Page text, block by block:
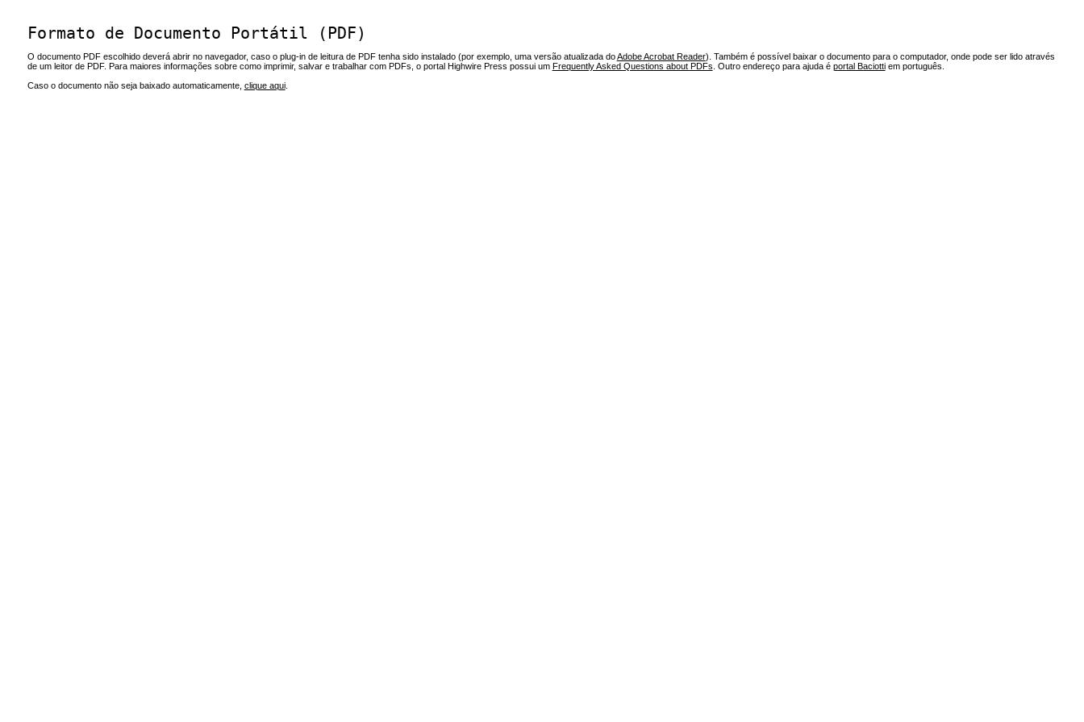
Formato de Documento Portátil (PDF)
O documento PDF escolhido deverá abrir no navegador, caso o plug-in de leitura de PDF tenha sido instalado (por exemplo, uma versão atualizada doAdobe Acrobat Reader). Também é possível baixar o documento para o computador, onde pode ser lido através
de um leitor de PDF. Para maiores informações sobre como imprimir, salvar e trabalhar com PDFs, o portal Highwire Press possui um Frequently Asked Questions about PDFs . Outro endereço para ajuda é portal Baciottiem português.
Caso o documento não seja baixado automaticamente, clique aqui.